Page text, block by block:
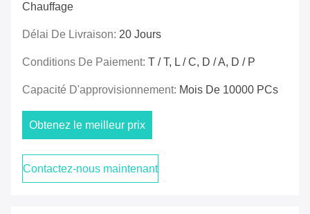
Chauffage
Délai De Livraison: 20 Jours
Conditions De Paiement: T / T, L / C, D / A, D / P
Capacité D'approvisionnement: Mois De 10000 PCs
Obtenez le meilleur prix
Contactez-nous maintenant